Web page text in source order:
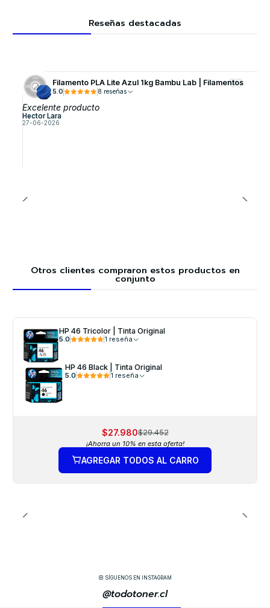
Reseñas destacadas
Filamento PLA Lite Azul 1kg Bambu Lab | Filamentos
5.0 8 reseñas
Excelente producto
Hector Lara
27-06-2026
Otros clientes compraron estos productos en
conjunto
HP 46 Tricolor | Tinta Original
5.0 1 reseña
HP 46 Black | Tinta Original
5.0 1 reseña
$27.980$29.452
¡Ahorra un 10% en esta oferta!
AGREGAR TODOS AL CARRO
SÍGUENOS EN INSTAGRAM
@todotoner.cl